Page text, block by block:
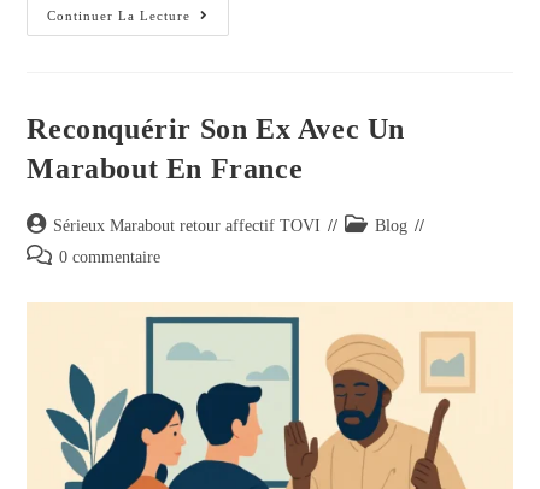
Continuer La Lecture
Reconquérir Son Ex Avec Un
Marabout En France
Sérieux Marabout retour affectif TOVI
Blog
0 commentaire